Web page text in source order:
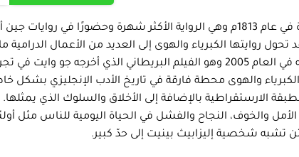
نُشرت رواية الكبرياء والهوى أول مرة في عام 1813م وهي الرواية
تحول روايتها الكبرياء والهوى إلى العديد من الأعمال
القرن الماضي حتى آخر فيلم تم إنتاجه في العام 2005 وهو الفيلم
والهوى محطة فارقة في تاريخ الأدب الإنجليزي
الارستقراطية بالإضافة إلى الأخلاق والسلوك الذي
الأمل والخوف، النجاح والفشل في الحياة اليومية للناس
تشبه شخصية إليزابيث بينيت إلى حدّ كبير.